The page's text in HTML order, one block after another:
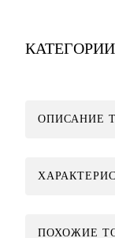
КАТЕГОРИИ
ОПИСАНИЕ
ПОХОЖИЕ